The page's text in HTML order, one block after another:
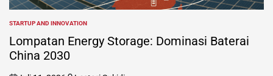
POSTED
IN
STARTUP AND INNOVATION
Lompatan Energy Storage: Dominasi Baterai
China 2030